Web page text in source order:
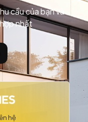
cầu của bạn và
nhất
hệ